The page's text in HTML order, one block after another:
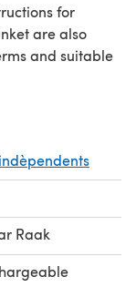
for
are also
and suitable
18 skeins of
in the
is yours and
Raak